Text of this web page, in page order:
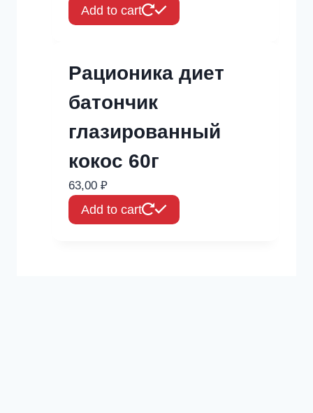
Add to cart
Рационика диет
батончик
глазированный
кокос 60г
63,00 ₽
Add to cart